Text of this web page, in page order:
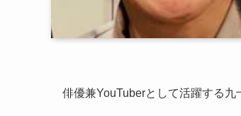
俳優兼YouTuberとして活躍する九